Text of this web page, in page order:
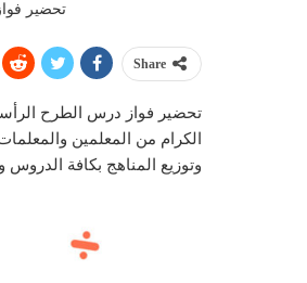
تحضير
Share
الكرام من المعلمين
وتوزيع المناهج بكافة الدروس